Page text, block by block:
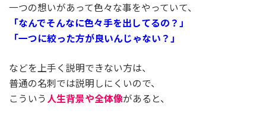
一つの想いがあって色々な事をやっていて、
「なんでそんなに色々手を出してるの？」
「一つに絞った方が良いんじゃない？」
などを上手く説明できない方は、
普通の名刺では説明しにくいので、
こういう人生背景や全体像があると、